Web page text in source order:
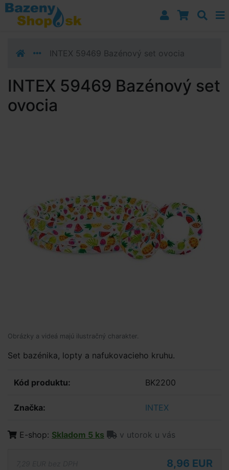
Prejsť k navigácii
Prejsť na obsah
Prejsť k bočnému stĺpci
INTEX 59469 Bazénový set ovocia
INTEX 59469 Bazénový set
ovocia
Obrázky a videá majú ilustračný charakter.
Set bazénika, lopty a nafukovacieho kruhu.
Kód produktu: BK2200
Značka: INTEX
E-shop: Skladom 5 ks v utorok u vás
8,96 EUR